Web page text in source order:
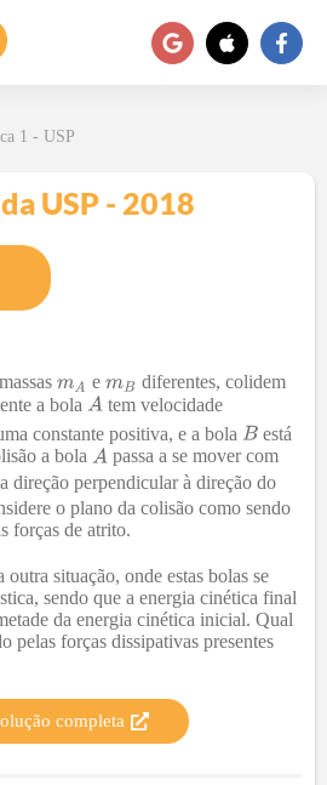
1 - USP
USP - 2018
e
diferentes, colidem
a bola
tem velocidade
constante positiva, e a bola
está
a bola
passa a se mover com
direção perpendicular à direção do
o plano da colisão como sendo
forças de atrito.
situação, onde estas bolas se
sendo que a energia cinética final
da energia cinética inicial. Qual
pelas forças dissipativas presentes
completa